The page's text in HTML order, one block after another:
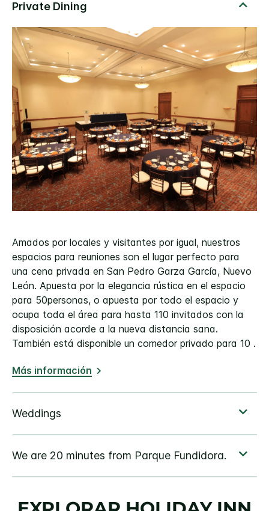
Amados por locales y visitantes por igual, nuestros
espacios para reuniones son el lugar perfecto para
una cena privada en San Pedro Garza García, Nuevo
León. Apuesta por la elegancia rústica en el espacio
para 50personas, o apuesta por todo el espacio y
ocupa toda el área para hasta 110 invitados con la
disposición acorde a la nueva distancia sana.
También está disponible un comedor privado para 10 .
Más información